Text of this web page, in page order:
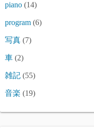
piano (14)
program (6)
写真 (7)
車 (2)
雑記 (55)
音楽 (19)